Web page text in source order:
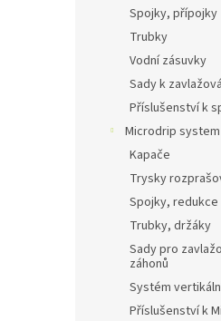
Spojky, přípojky
Trubky
Vodní zásuvky
Sady k
Příslušenství k
Microdrip system
Kapače
Trysky
Spojky, redukce
Trubky, držáky
Sady pro
záhonů
Systém
Příslušenství k